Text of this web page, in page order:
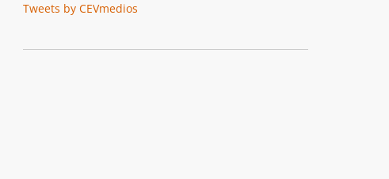
Tweets by CEVmedios